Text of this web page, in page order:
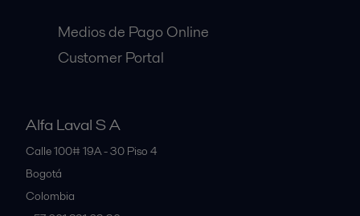
Medios de Pago Online
Customer Portal
Alfa Laval S A
Calle 100# 19A - 30 Piso 4
Bogotá
Colombia